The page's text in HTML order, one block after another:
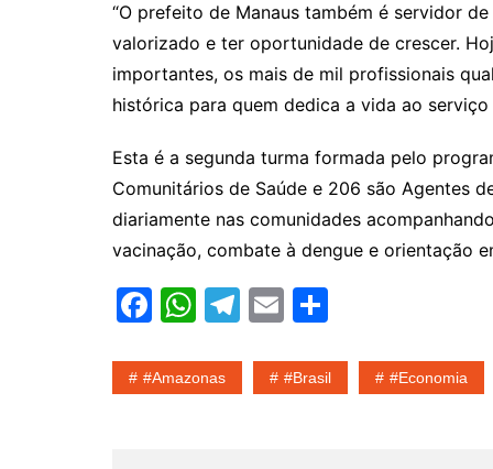
“O prefeito de Manaus também é servidor
valorizado e ter oportunidade de crescer.
importantes, os mais de mil profissionais
histórica para quem dedica a vida ao
Esta é a segunda turma formada pelo
Comunitários de Saúde e 206 são Agentes
diariamente nas comunidades
vacinação, combate à dengue e orientação
F
c
W
at
T
e
E
ai ar
#amazonas #Brasil #economia